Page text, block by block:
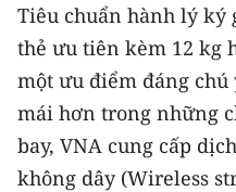
Media Xã hội
Media Pháp luật
Media Du lịch
Media Thế giới
Tiêu chuẩn hành lý ký
thẻ ưu tiên kèm 12 kg
một ưu điểm đáng
mái hơn trong những
bay, VNA cung cấp
không dây (Wireless